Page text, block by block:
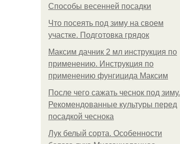
Способы весенней посадки
Что посеять под зиму на своем
участке. Подготовка грядок
Максим дачник 2 мл инструкция по
применению. Инструкция по
применению фунгицида Максим
После чего сажать чеснок под зиму.
Рекомендованные культуры перед
посадкой чеснока
Лук белый сорта. Особенности